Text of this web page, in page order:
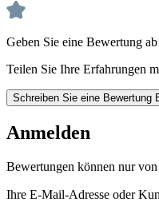
Geben Sie eine Bewertung
Teilen Sie Ihre Erfahrungen
Schreiben Sie eine Bewertung
Anmelden
Bewertungen können nur
Ihre E-Mail-Adresse oder